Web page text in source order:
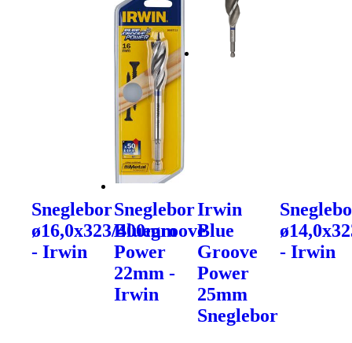
Sneglebor
ø16,0x323/400mm
- Irwin
Sneglebor
Bluegroove
Power
22mm -
Irwin
Irwin
Blue
Groove
Power
25mm
Sneglebor
- Irwin